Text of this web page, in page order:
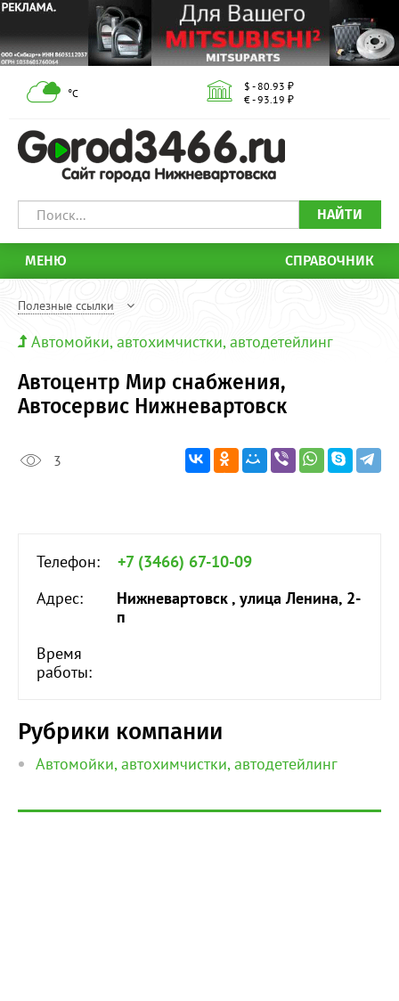
°С
$ - 80.93 ₽
€ - 93.19 ₽
НАЙТИ
МЕНЮ СПРАВОЧНИК
Полезные ссылки
Автомойки, автохимчистки, автодетейлинг
Автоцентр Мир снабжения,
Автосервис Нижневартовск
3
Телефон:
+7 (3466) 67-10-09
Адрес:
Нижневартовск , улица Ленина, 2-
п
Время
работы:
Рубрики компании
Автомойки, автохимчистки, автодетейлинг